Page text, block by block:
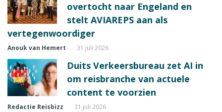
overtocht naar Engeland en
stelt AVIAREPS aan als
vertegenwoordiger
Anouk van Hemert 31 juli 2026
Duits Verkeersbureau zet AI in
om reisbranche van actuele
content te voorzien
Redactie Reisbizz 31 juli 2026